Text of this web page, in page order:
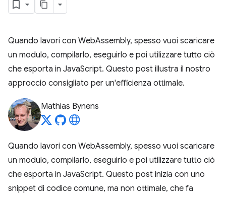
Quando lavori con WebAssembly, spesso vuoi scaricare
un modulo, compilarlo, eseguirlo e poi utilizzare tutto ciò
che esporta in JavaScript. Questo post illustra il nostro
approccio consigliato per un'efficienza ottimale.
Mathias Bynens
Quando lavori con WebAssembly, spesso vuoi scaricare
un modulo, compilarlo, eseguirlo e poi utilizzare tutto ciò
che esporta in JavaScript. Questo post inizia con uno
snippet di codice comune, ma non ottimale, che fa